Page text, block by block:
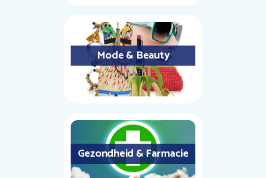
Mode & Beauty
Gezondheid & Farmacie